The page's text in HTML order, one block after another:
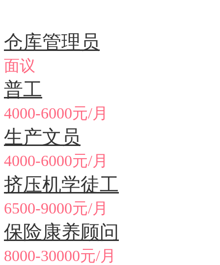
仓库管理员
面议
普工
4000-6000元/月
生产文员
4000-6000元/月
挤压机学徒工
6500-9000元/月
保险康养顾问
8000-30000元/月